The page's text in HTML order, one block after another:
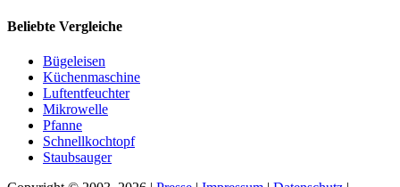
Beliebte Vergleiche
Bügeleisen
Küchenmaschine
Luftentfeuchter
Mikrowelle
Pfanne
Schnellkochtopf
Staubsauger